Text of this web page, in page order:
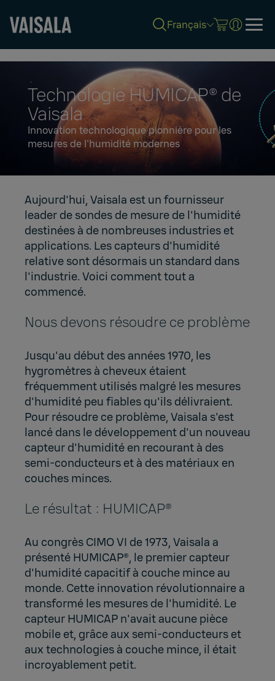
content
Français
Technologie HUMICAP® de
Vaisala
Innovation technologique pionnière pour les
mesures de l'humidité modernes
Aujourd'hui, Vaisala est un fournisseur
leader de sondes de mesure de l'humidité
destinées à de nombreuses industries et
applications. Les capteurs d'humidité
relative sont désormais un standard dans
l'industrie. Voici comment tout a
commencé.
Nous devons résoudre ce problème
Jusqu'au début des années 1970, les
hygromètres à cheveux étaient
fréquemment utilisés malgré les mesures
d'humidité peu fiables qu'ils délivraient.
Pour résoudre ce problème, Vaisala s'est
lancé dans le développement d'un nouveau
capteur d'humidité en recourant à des
semi-conducteurs et à des matériaux en
couches minces.
Le résultat : HUMICAP®
Au congrès CIMO VI de 1973, Vaisala a
présenté HUMICAP®, le premier capteur
d'humidité capacitif à couche mince au
monde. Cette innovation révolutionnaire a
transformé les mesures de l'humidité. Le
capteur HUMICAP n'avait aucune pièce
mobile et, grâce aux semi-conducteurs et
aux technologies à couche mince, il était
incroyablement petit.